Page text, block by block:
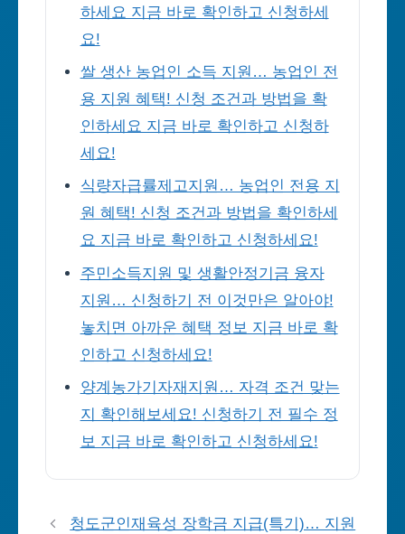
하세요 지금 바로 확인하고 신청하세
요!
쌀 생산 농업인 소득 지원… 농업인 전
용 지원 혜택! 신청 조건과 방법을 확
인하세요 지금 바로 확인하고 신청하
세요!
식량자급률제고지원… 농업인 전용 지
원 혜택! 신청 조건과 방법을 확인하세
요 지금 바로 확인하고 신청하세요!
주민소득지원 및 생활안정기금 융자
지원… 신청하기 전 이것만은 알아야!
놓치면 아까운 혜택 정보 지금 바로 확
인하고 신청하세요!
양계농가기자재지원… 자격 조건 맞는
지 확인해보세요! 신청하기 전 필수 정
보 지금 바로 확인하고 신청하세요!
청도군인재육성 장학금 지급(특기)… 지원